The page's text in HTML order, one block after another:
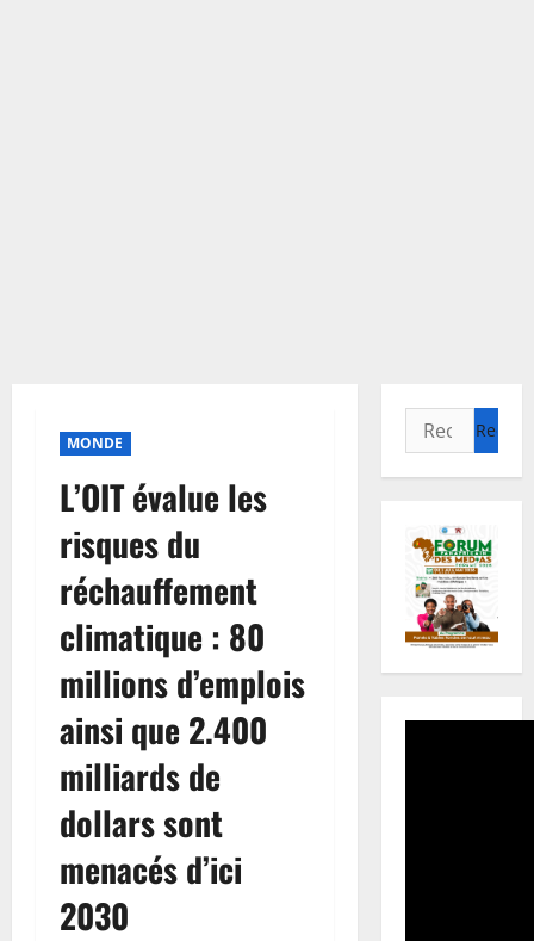
MONDE
L’OIT évalue les
risques du
réchauffement
climatique : 80
millions d’emplois
ainsi que 2.400
milliards de
dollars sont
menacés d’ici
2030
Rechercher :